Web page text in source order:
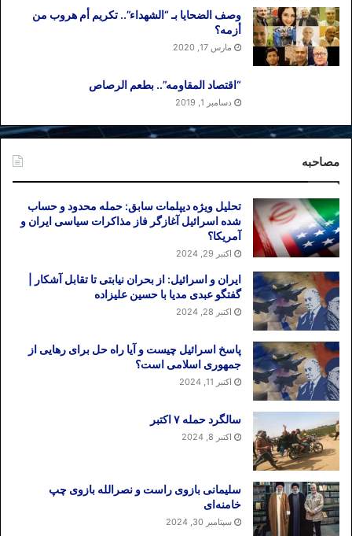
وصف الضحایا بـ “الشهداء”.. تکریم أم هروب من
أزمه؟
مارس 17, 2020
“اقتصاد المقاومه”.. بطعم الرصاص
دسامبر 1, 2019
مصاحبه
تحلیل ویژه دیپلمات سابق: حمله محدود و حساب
شده اسرائیل آغازگر فاز مذاکرات سیاسی ایران و
آمریکا؟
اکتبر 29, 2024
ایران و اسرائیل: از بحران نیابتی تا تقابل آشکار |
گفتگو عبدی مدیا با حسین علیزاده
اکتبر 28, 2024
پاسخ اسرائیل چیست و آیا راه حل برای رهایی از
جمهوری اسلامی است؟
اکتبر 11, 2024
سالگرد حمله ۷ اکتبر
اکتبر 8, 2024
سلیمانی بازوی راست و نصرالله بازوی چپ
خامنه‌ای
سپتامبر 30, 2024